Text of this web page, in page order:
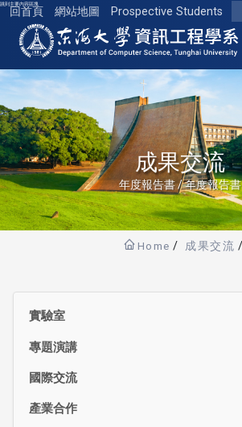
跳到主要內容區塊
回首頁 網站地圖 Prospective Students
東海大學logo
成果交流
年度報告書 / 年度報告書
Home 成果交流
實驗室
專題演講
國際交流
產業合作